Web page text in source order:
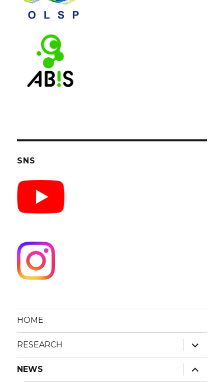
SNS
HOME
RESEARCH
expand
child
menu
NEWS
expand
child